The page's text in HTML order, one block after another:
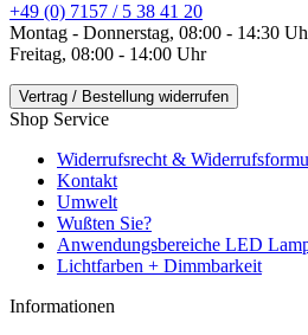
+49 (0) 7157 / 5 38 41 20
Montag - Donnerstag, 08:00 - 14:30
Freitag, 08:00 - 14:00 Uhr
Vertrag / Bestellung widerrufen
Shop Service
Widerrufsrecht &
Kontakt
Umwelt
Wußten Sie?
Anwendungsbereiche LED
Lichtfarben + Dimmbarkeit
Informationen